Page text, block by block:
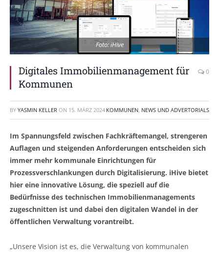
Foto: iHive
Digitales Immobilienmanagement für
Kommunen
0
BY YASMIN KELLER ON 15. MÄRZ 2024 KOMMUNEN, NEWS UND ADVERTORIALS
Im Spannungsfeld zwischen Fachkräftemangel, strengeren
Auflagen und steigenden Anforderungen entscheiden sich
immer mehr kommunale Einrichtungen für
Prozessverschlankungen durch Digitalisierung. iHive bietet
hier eine innovative Lösung, die speziell auf die
Bedürfnisse des technischen Immobilienmanagements
zugeschnitten ist und dabei den digitalen Wandel in der
öffentlichen Verwaltung vorantreibt.
„Unsere Vision ist es, die Verwaltung von kommunalen